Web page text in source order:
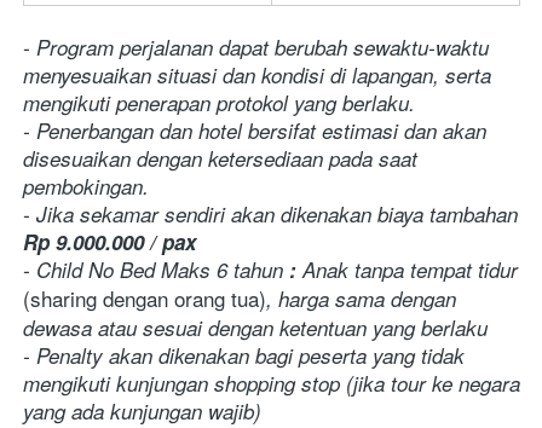
- Program perjalanan dapat berubah sewaktu-waktu
menyesuaikan situasi dan kondisi di lapangan, serta
mengikuti penerapan protokol yang berlaku.
- Penerbangan dan hotel bersifat estimasi dan akan
disesuaikan dengan ketersediaan pada saat
pembokingan.
Rp 9.000.000 / pax
- Child No Bed Maks 6 tahun : Anak tanpa tempat tidur
(sharing dengan orang tua), harga sama dengan
dewasa atau sesuai dengan ketentuan yang berlaku
- Penalty akan dikenakan bagi peserta yang tidak
mengikuti kunjungan shopping stop (jika tour ke negara
yang ada kunjungan wajib)